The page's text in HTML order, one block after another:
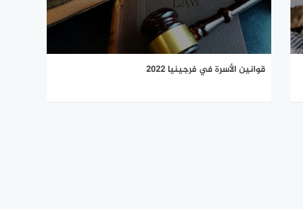
قوانين الأسرة في فرجينيا 2022